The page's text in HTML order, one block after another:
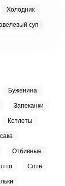
Холодник
суп
Буженина
Запеканки
Котлеты
Отбивные
Соте